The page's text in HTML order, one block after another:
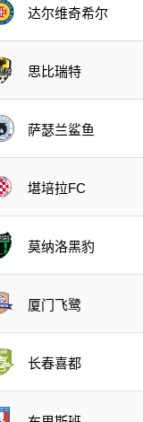
达尔维奇希尔
思比瑞特
萨瑟兰鲨鱼
堪培拉FC
莫纳洛黑豹
厦门飞鹭
长春喜都